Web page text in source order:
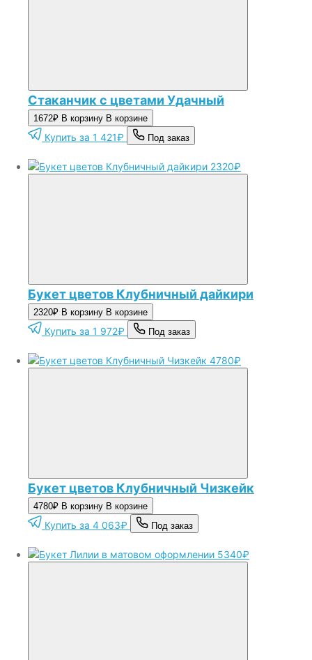
Стаканчик с цветами Удачный
1672₽ В корзину В корзине
Купить за 1 421₽ Под заказ
2320₽
Букет цветов Клубничный дайкири
2320₽ В корзину В корзине
Купить за 1 972₽ Под заказ
4780₽
Букет цветов Клубничный Чизкейк
4780₽ В корзину В корзине
Купить за 4 063₽ Под заказ
5340₽